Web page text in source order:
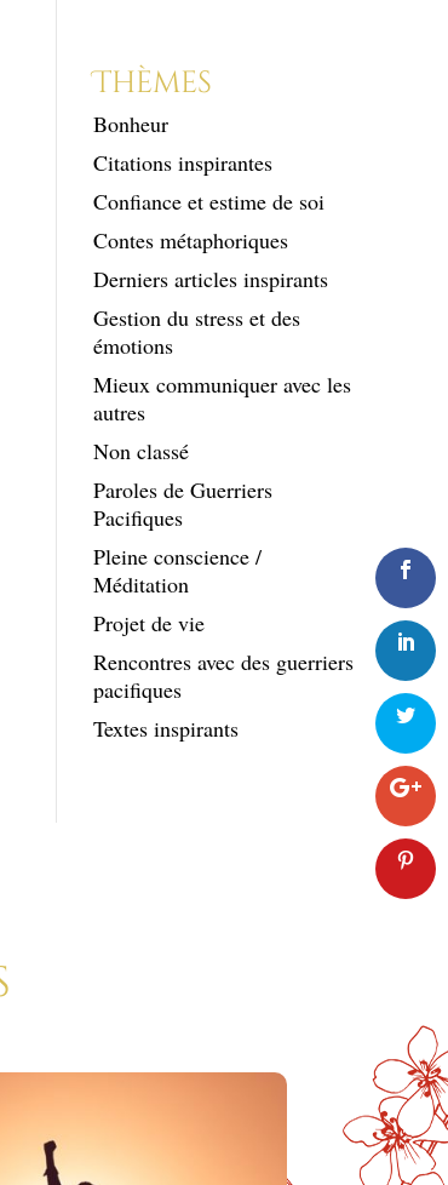
Thèmes
Bonheur
Citations inspirantes
Confiance et estime de soi
Contes métaphoriques
Derniers articles inspirants
Gestion du stress et des
émotions
Mieux communiquer avec les
autres
Non classé
Paroles de Guerriers
Pacifiques
Pleine conscience /
Méditation
Projet de vie
Rencontres avec des guerriers
pacifiques
Textes inspirants